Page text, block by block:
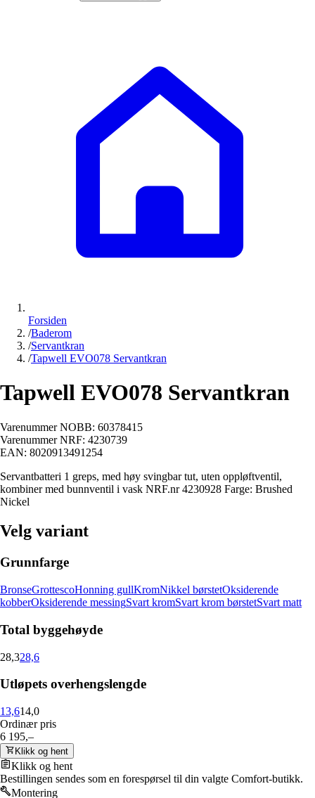
Forsiden
/Baderom
/Servantkran
/Tapwell EVO078 Servantkran
Tapwell EVO078 Servantkran
Varenummer NOBB: 60378415
Varenummer NRF: 4230739
EAN: 8020913491254
Servantbatteri 1 greps, med høy svingbar tut, uten oppløftventil,
kombiner med bunnventil i vask NRF.nr 4230928 Farge: Brushed
Nickel
Velg variant
Grunnfarge
BronseGrottescoHonning gullKromNikkel børstetOksiderende
kobberOksiderende messingSvart kromSvart krom børstetSvart matt
Total byggehøyde
28,328,6
Utløpets overhengslengde
13,614,0
Ordinær pris
6 195,–
Klikk og hent
Klikk og hent
Bestillingen sendes som en forespørsel til din valgte Comfort-butikk.
Montering